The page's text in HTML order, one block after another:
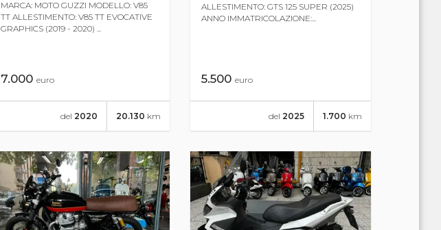
MARCA: MOTO GUZZI MODELLO: V85
TT ALLESTIMENTO: V85 TT EVOCATIVE
GRAPHICS (2019 - 2020) ...
7.000 euro
20.130 km
del 2020
ALLESTIMENTO: GTS 125 SUPER (2025)
ANNO IMMATRICOLAZIONE:...
5.500euro
1.700 km
del 2025